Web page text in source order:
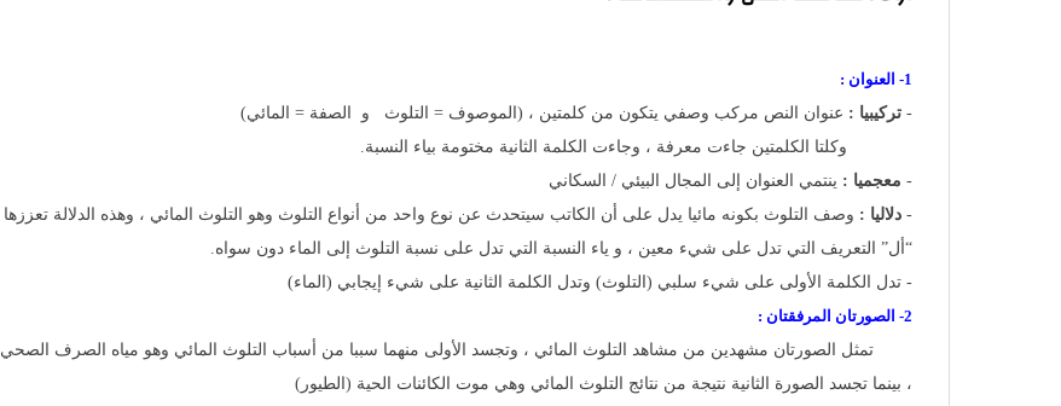
1- العنوان :
- تركيبيا : عنوان النص مركب وصفي يتكون من كلمتين ، (الموصوف = التلوث و الصفة = المائي)
وكلتا الكلمتين جاءت معرفة ، وجاءت الكلمة الثانية مختومة بياء النسبة.
- معجميا : ينتمي العنوان إلى المجال البيئي / السكاني
- دلاليا : وصف التلوث بكونه مائيا يدل على أن الكاتب سيتحدث عن نوع واحد من أنواع التلوث وهو التلوث المائي ، وهذه الدلالة تعززها
“أل” التعريف التي تدل على شيء معين ، و ياء النسبة التي تدل على نسبة التلوث إلى الماء دون سواه.
- تدل الكلمة الأولى على شيء سلبي (التلوث) وتدل الكلمة الثانية على شيء إيجابي (الماء)
2- الصورتان المرفقتان :
تمثل الصورتان مشهدين من مشاهد التلوث المائي ، وتجسد الأولى منهما سببا من أسباب التلوث المائي وهو مياه الصرف الصحي
، بينما تجسد الصورة الثانية نتيجة من نتائج التلوث المائي وهي موت الكائنات الحية (الطيور)